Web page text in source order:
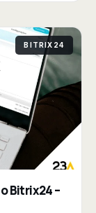
BITRIX24
Bitrix24 –